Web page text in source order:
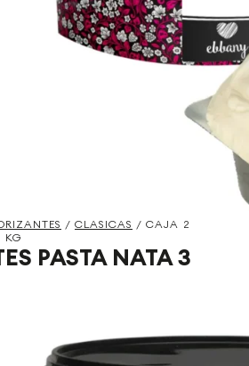
/ CLASICAS / CAJA 2
KG
PASTA NATA 3